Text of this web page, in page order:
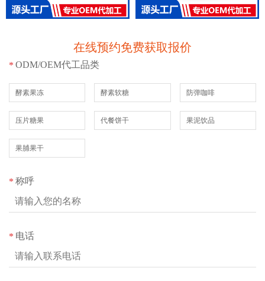
在线预约免费获取报价
* ODM/OEM代工品类
酵素果冻 酵素软糖 防弹咖啡
压片糖果 代餐饼干 果泥饮品
果脯果干
* 称呼
* 电话